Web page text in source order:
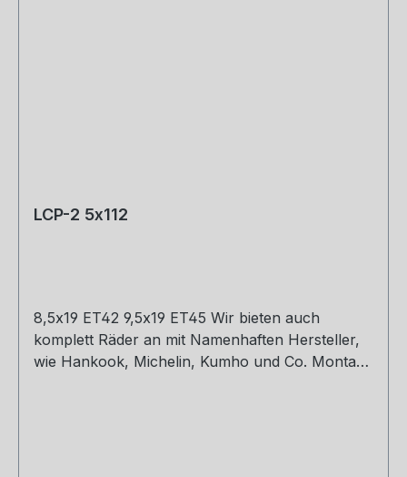
LCP-2 5x112
8,5x19 ET42 9,5x19 ET45 Wir bieten auch
komplett Räder an mit Namenhaften Hersteller,
wie Hankook, Michelin, Kumho und Co. Montage